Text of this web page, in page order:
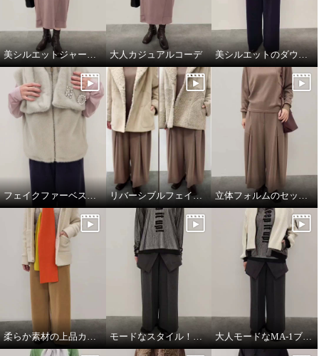
美シルエットジャージーワンピース 大人カジュアルコーデ 美シルエットのダウンジャケット
フェイクファーベスト&マフラー リバーシブルフェイクムートンコート 立体フォルムのセットアップコーデ
柔らか素材の上品カジュアルスタイル モードなスタイル！ワントーンコーデ 大人モードなMA-1ブルゾン